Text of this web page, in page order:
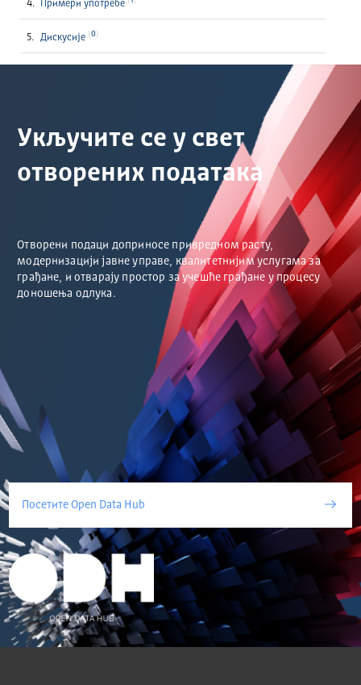
Примери употребе
Дискусије 0
Укључите се у свет
отворених података
Отворени подаци доприносе привредном расту,
модернизацији јавне управе, квалитетнијим услугама за
грађане, и отварају простор за учешће грађане у процесу
доношења одлука.
Посетите Open Data Hub